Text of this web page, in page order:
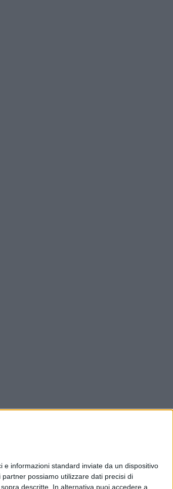
informazioni standard inviate da un dispositivo
possiamo utilizzare dati precisi di
descritte. In alternativa puoi accedere a